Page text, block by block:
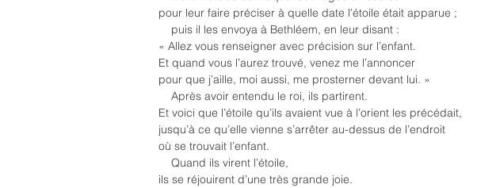
pour leur faire préciser à quelle date l’étoile était apparue ;
puis il les envoya à Bethléem, en leur disant :
« Allez vous renseigner avec précision sur l’enfant.
Et quand vous l’aurez trouvé, venez me l’annoncer
pour que j’aille, moi aussi, me prosterner devant lui. »
Après avoir entendu le roi, ils partirent.
Et voici que l’étoile qu’ils avaient vue à l’orient les précédait,
jusqu’à ce qu’elle vienne s’arrêter au-dessus de l’endroit
où se trouvait l’enfant.
Quand ils virent l’étoile,
ils se réjouirent d’une très grande joie.